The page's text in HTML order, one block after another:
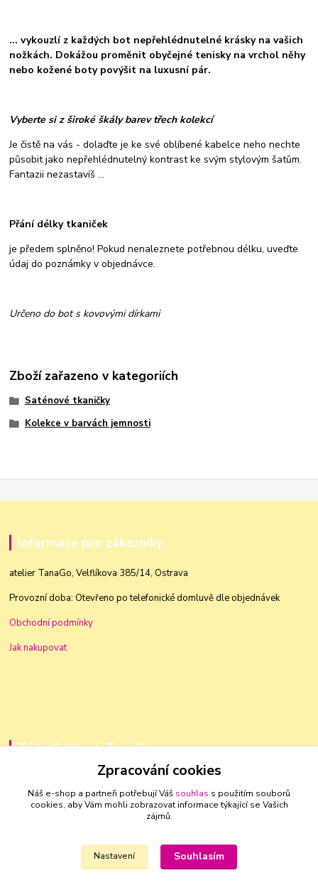
... vykouzlí z každých bot nepřehlédnutelné krásky na vašich
nožkách. Dokážou proměnit obyčejné tenisky na vrchol něhy
nebo kožené boty povýšit na luxusní pár.
Vyberte si z široké škály barev třech kolekcí
Je čistě na vás - dolaďte je ke své oblíbené kabelce neho nechte
působit jako nepřehlédnutelný kontrast ke svým stylovým šatům.
Fantazii nezastavíš ...
Přání délky tkaniček
je předem splněno! Pokud nenaleznete potřebnou délku, uveďte
údaj do poznámky v objednávce.
Určeno do bot s kovovými dírkami
Zboží zařazeno v kategoriích
Saténové tkaničky
Kolekce v barvách jemnosti
Informace pro zákazníky
atelier TanaGo, Velflíkova 385/14, Ostrava
Provozní doba: Otevřeno po telefonické domluvě dle objednávek
Obchodní podmínky
Jak nakupovat
Táňa Golková, TanaGo
+420 603 83 88 46
golkovat@seznam.cz
Zpracování cookies
Náš e-shop a partneři potřebují Váš souhlas s použitím souborů
cookies, aby Vám mohli zobrazovat informace týkající se Vašich
zájmů.
Nastavení Souhlasím